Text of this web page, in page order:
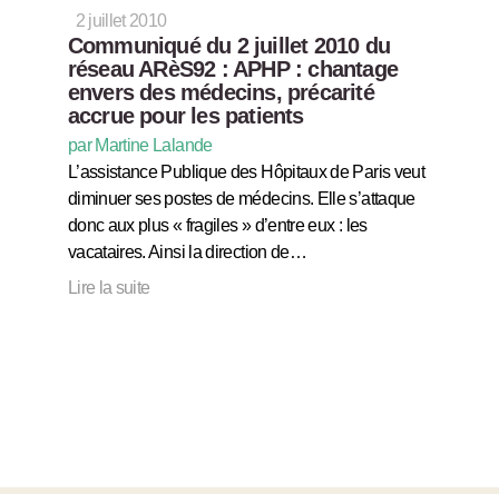
2 juillet 2010
Communiqué du 2 juillet 2010 du
réseau ARèS92 : APHP : chantage
envers des médecins, précarité
accrue pour les patients
par Martine Lalande
L’assistance Publique des Hôpitaux de Paris veut
diminuer ses postes de médecins. Elle s’attaque
donc aux plus « fragiles » d’entre eux : les
vacataires. Ainsi la direction de…
Lire la suite